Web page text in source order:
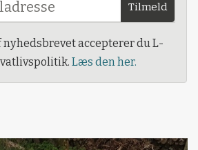
Tilmeld
accepterer du L-
Læs den her.